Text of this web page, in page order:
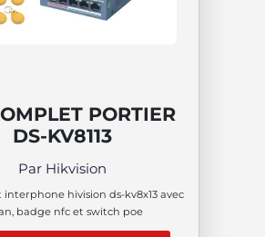
PORTIER
DS-KV8113
Par Hikvision
hivision ds-kv8x13 avec
badge nfc et switch poe